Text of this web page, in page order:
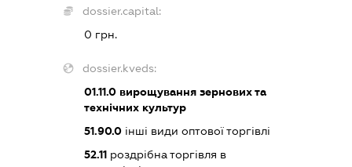
dossier.capital:
0 грн.
dossier.kveds:
01.11.0 вирощування зернових та
технічних культур
51.90.0 інші види оптової торгівлі
52.11 роздрібна торгівля в